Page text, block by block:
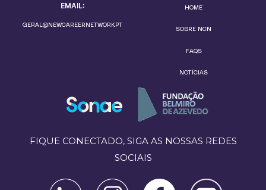
EMAIL:
GERAL@NEWCAREERNETWORK.PT
HOME
SOBRE NCN
FAQS
NOTÍCIAS
FIQUE CONECTADO, SIGA AS NOSSAS REDES
SOCIAIS